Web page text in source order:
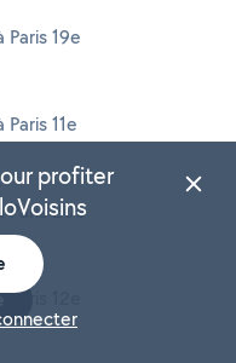
19e
11e
Paris 20e
12e
profiter